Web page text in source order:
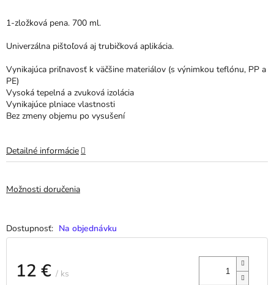
Na objednávku
Možnosti doručenia
12 € / ks
1-zložková pena. 700 ml.
Univerzálna pištoľová aj trubičková aplikácia.
Vynikajúca priľnavosť k väčšine materiálov (s výnimkou teflónu, PP a
PE)
Vysoká tepelná a zvuková izolácia
Vynikajúce plniace vlastnosti
Bez zmeny objemu po vysušení
Detailné informácie
z
hviezdičiek.